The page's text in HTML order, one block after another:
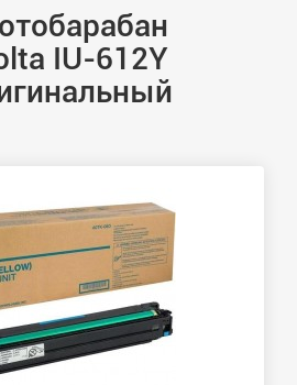
IU-612Y